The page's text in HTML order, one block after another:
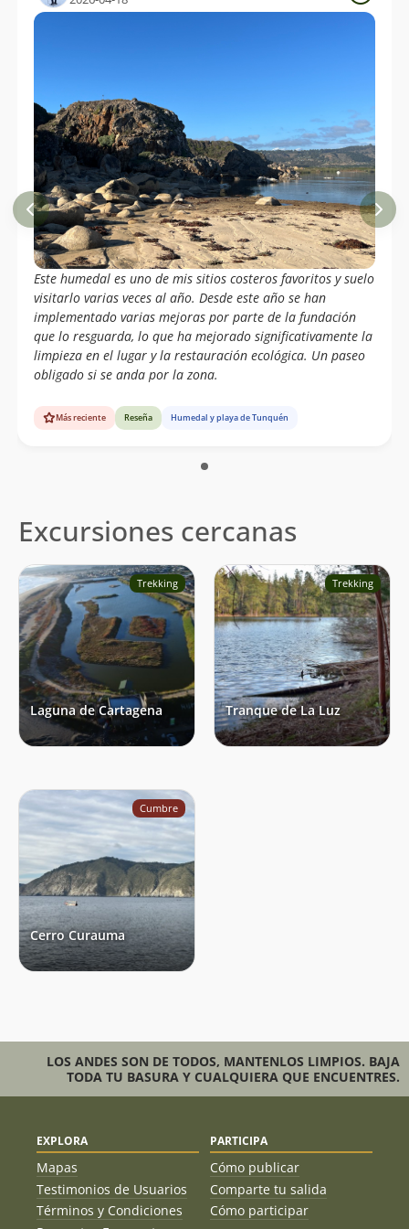
numerosos réptiles y fauna marina.
Este humedal es uno de mis sitios costeros favoritos y suelo
visitarlo varias veces al año. Desde este año se han
implementado varias mejoras por parte de la fundación
que lo resguarda, lo que ha mejorado significativamente la
limpieza en el lugar y la restauración ecológica. Un paseo
obligado si se anda por la zona.
Más reciente Reseña Humedal y playa de Tunquén
Excursiones cercanas
Trekking
Laguna de Cartagena
Trekking
Tranque de La Luz
Cumbre
Cerro Curauma
LOS ANDES SON DE TODOS, MANTENLOS LIMPIOS. BAJA
TODA TU BASURA Y CUALQUIERA QUE ENCUENTRES.
EXPLORA
Mapas
Testimonios de Usuarios
Términos y Condiciones
PARTICIPA
Cómo publicar
Comparte tu salida
Cómo participar